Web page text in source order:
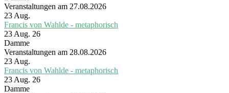
Veranstaltungen am 27.08.2026
23 Aug.
Francis von Wahlde - metaphorisch
23 Aug. 26
Damme
Veranstaltungen am 28.08.2026
23 Aug.
Francis von Wahlde - metaphorisch
23 Aug. 26
Damme